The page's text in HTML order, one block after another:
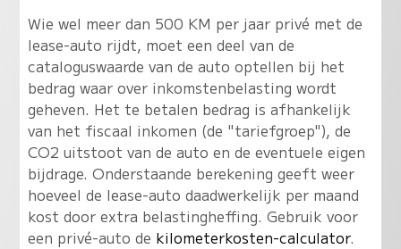
Wie wel meer dan 500 KM per jaar privé met de
lease-auto rijdt, moet een deel van de
cataloguswaarde van de auto optellen bij het
bedrag waar over inkomstenbelasting wordt
geheven. Het te betalen bedrag is afhankelijk
van het fiscaal inkomen (de "tariefgroep"), de
CO2 uitstoot van de auto en de eventuele eigen
bijdrage. Onderstaande berekening geeft weer
hoeveel de lease-auto daadwerkelijk per maand
kost door extra belastingheffing. Gebruik voor
een privé-auto de kilometerkosten-calculator.